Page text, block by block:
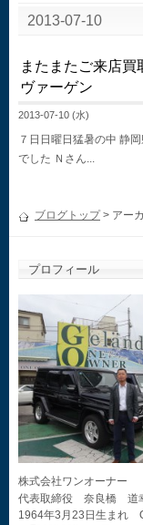
2013-07-10
またまたご来店
ヴァーゲン
2013-07-10 (水)
７日日曜日猛暑の中 静
でした Ｎさん...
ブログトップ> アー
プロフィール
株式会社ワンオーナー
代表取締役 奈良橋 道
1964年3月23日生まれ